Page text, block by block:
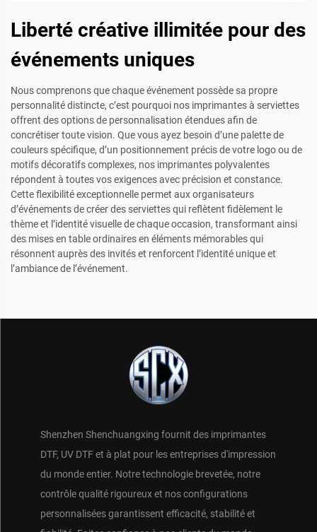
Liberté créative illimitée pour des
événements uniques
Nous comprenons que chaque événement possède sa propre
personnalité distincte, c’est pourquoi nos imprimantes à serviettes
offrent des options de personnalisation étendues afin de
concrétiser toute vision. Que vous ayez besoin d’une palette de
couleurs spécifique, d’un positionnement précis de votre logo ou de
motifs décoratifs complexes, nos imprimantes polyvalentes
répondent à toutes vos exigences avec précision et constance.
Cette flexibilité exceptionnelle permet aux organisateurs
d’événements de créer des serviettes qui reflètent fidèlement le
thème et l’identité visuelle de chaque occasion, transformant ainsi
des mises en table ordinaires en éléments mémorables qui
résonnent auprès des invités et renforcent l’identité unique et
l’ambiance de l’événement.
Shenzhen Shenchuangxing fournit des imprimantes
DTF, UV DTF et à plat pour les entreprises d'impression
du monde entier. Notre technologie brevetée, notre
contrôle qualité rigoureux et nos configurations
personnalisées garantissent efficacité, stabilité et